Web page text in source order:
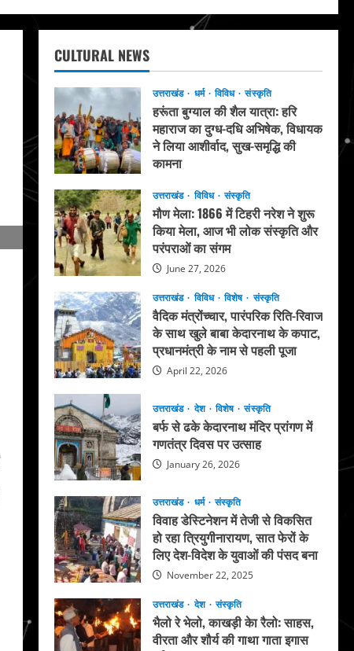
CULTURAL NEWS
उत्तराखंड धर्म विविध संस्कृति
हरूंता बुग्याल की शैल यात्रा: हरि
महाराज का दुग्ध-दधि अभिषेक, विधायक
ने लिया आशीर्वाद, सुख-समृद्धि की
कामना
उत्तराखंड
विविध संस्कृति
मौण मेला: 1866 में टिहरी नरेश ने शुरू
किया मेला, आज भी लोक संस्कृति और
परंपराओं का संगम
June 27, 2026
उत्तराखंड विविध विशेष संस्कृति
वैदिक मंत्रोंच्चार, पारंपरिक रिति-रिवाज
के साथ खुले बाबा केदारनाथ के कपाट,
प्रधानमंत्री के नाम से पहली पूजा
April 22, 2026
उत्तराखंड देश विशेष संस्कृति
बर्फ से ढके केदारनाथ मंदिर प्रांगण में
गणतंत्र दिवस पर उत्साह
January 26, 2026
उत्तराखंड धर्म संस्कृति
विवाह डेस्टिनेशन में तेजी से विकसित
हो रहा त्रियुगीनारायण, सात फेरों के
लिए देश-विदेश के युवाओं की पंसद बना
November 22, 2025
उत्तराखंड देश संस्कृति
भैलो रे भेलो, काखड़ी केा रैलो: साहस,
वीरता और शौर्य की गाथा गाता इगास